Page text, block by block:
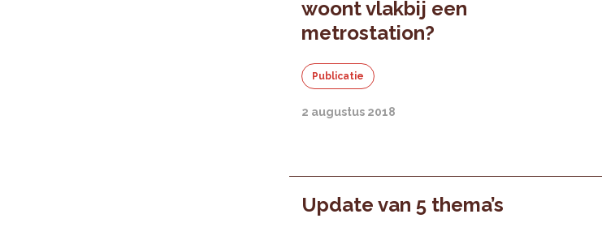
woont vlakbij een
metrostation?
Publicatie
2 augustus 2018
Update van 5 thema’s